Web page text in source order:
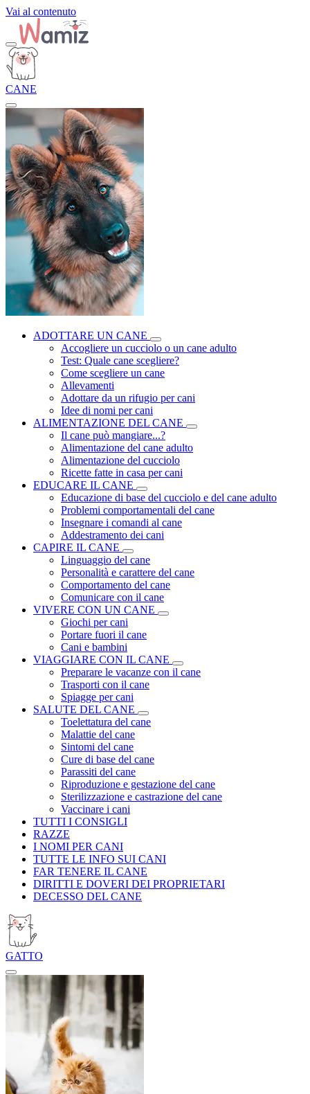
Vai al contenuto
CANE
ADOTTARE UN CANE
Accogliere un cucciolo o un cane adulto
Test: Quale cane scegliere?
Come scegliere un cane
Allevamenti
Adottare da un rifugio per cani
Idee di nomi per cani
ALIMENTAZIONE DEL CANE
Il cane può mangiare...?
Alimentazione del cane adulto
Alimentazione del cucciolo
Ricette fatte in casa per cani
EDUCARE IL CANE
Educazione di base del cucciolo e del cane adulto
Problemi comportamentali del cane
Insegnare i comandi al cane
Addestramento dei cani
CAPIRE IL CANE
Linguaggio del cane
Personalità e carattere del cane
Comportamento del cane
Comunicare con il cane
VIVERE CON UN CANE
Giochi per cani
Portare fuori il cane
Cani e bambini
VIAGGIARE CON IL CANE
Preparare le vacanze con il cane
Trasporti con il cane
Spiagge per cani
SALUTE DEL CANE
Toelettatura del cane
Malattie del cane
Sintomi del cane
Cure di base del cane
Parassiti del cane
Riproduzione e gestazione del cane
Sterilizzazione e castrazione del cane
Vaccinare i cani
TUTTI I CONSIGLI
RAZZE
I NOMI PER CANI
TUTTE LE INFO SUI CANI
FAR TENERE IL CANE
DIRITTI E DOVERI DEI PROPRIETARI
DECESSO DEL CANE
GATTO